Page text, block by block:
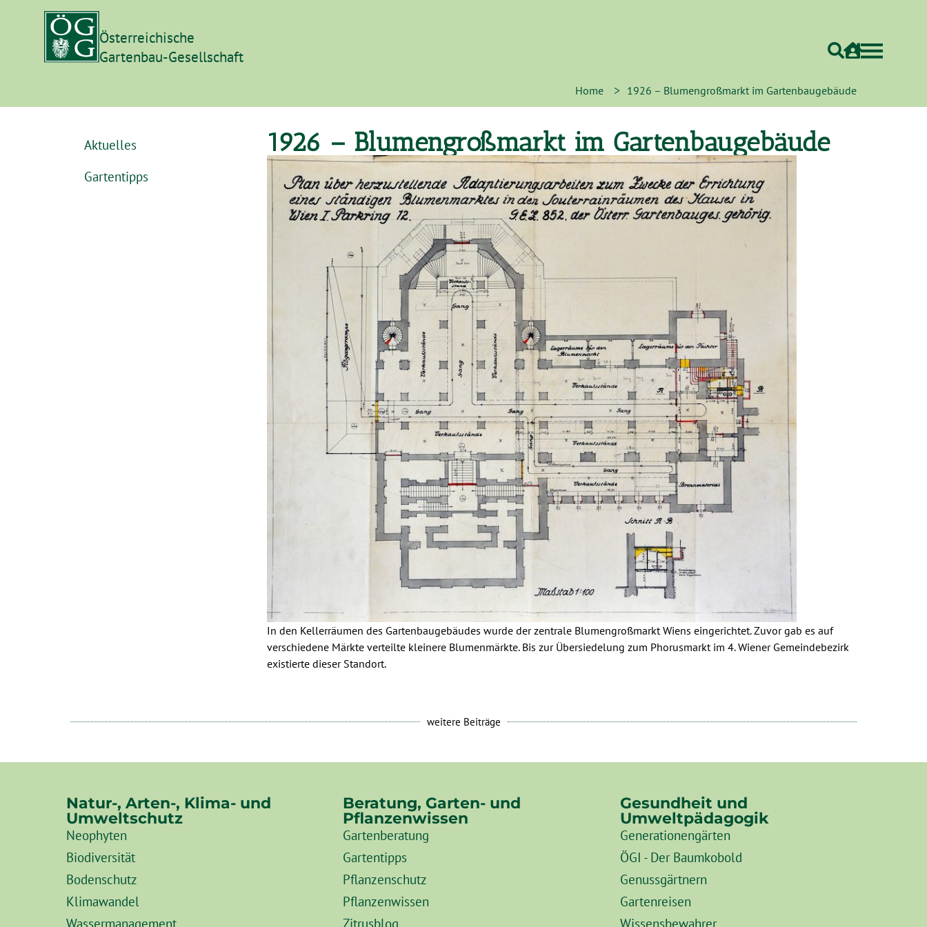
Österreichische
Gartenbau-Gesellschaft
Home > 1926 – Blumengroßmarkt im Gartenbaugebäude
Aktuelles
Gartentipps
1926 – Blumengroßmarkt im Gartenbaugebäude
In den Kellerräumen des Gartenbaugebäudes wurde der zentrale Blumengroßmarkt Wiens eingerichtet. Zuvor gab es auf
verschiedene Märkte verteilte kleinere Blumenmärkte. Bis zur Übersiedelung zum Phorusmarkt im 4. Wiener Gemeindebezirk
existierte dieser Standort.
weitere Beiträge
Natur-, Arten-, Klima- und
Umweltschutz
Neophyten
Biodiversität
Bodenschutz
Klimawandel
Wassermanagement
Beratung, Garten- und
Pflanzenwissen
Gartenberatung
Gartentipps
Pflanzenschutz
Pflanzenwissen
Zitrusblog
Gesundheit und
Umweltpädagogik
Generationengärten
ÖGI - Der Baumkobold
Genussgärtnern
Gartenreisen
Wissensbewahrer